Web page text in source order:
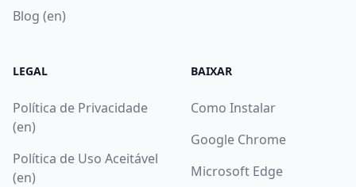
Blog (en)
LEGAL
Política de Privacidade
(en)
Política de Uso Aceitável
(en)
BAIXAR
Como Instalar
Google Chrome
Microsoft Edge